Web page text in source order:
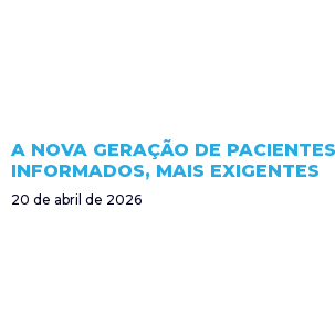
A NOVA GERAÇÃO DE
INFORMADOS, MAIS EXIGENTES
20 de abril de 2026